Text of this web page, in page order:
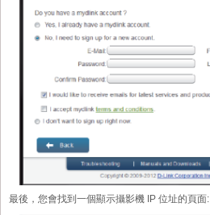
最後，您會找到一個顯示攝影機 IP 位址的頁面: